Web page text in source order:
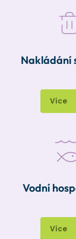
Nakládání
Více
Vodní
Více